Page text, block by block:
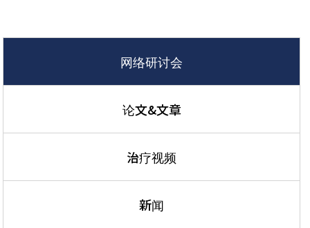
网络研讨会
论文&文章
治疗视频
新闻